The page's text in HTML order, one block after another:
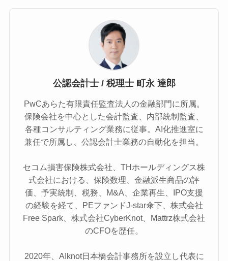
公認会計士 / 税理士 町永 達郎
PwCあらた有限責任監査法人の金融部門に所属。
保険会社を中心とした会計監査、内部統制監査、
各種コンサルティング業務に従事。AI化推進室に
兼任で所属し、公認会計士業務の自動化を担当。
セコム損害保険株式会社、THホールディングス株
式会社における、保険数理、金融派生商品の評
価、予実統制、税務、M&A、企業再生、IPO支援
の経験を経て、PEファンドJ-star傘下、株式会社
Free Spark、株式会社CyberKnot、Mattrz株式会社
のCFOを歴任。
2020年、AIknot日本橋会計事務所を設立し代表に